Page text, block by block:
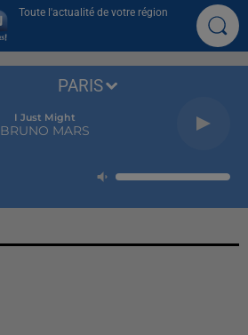
Toute l'actualité de votre région
I Just Might
BRUNO MARS
PARIS